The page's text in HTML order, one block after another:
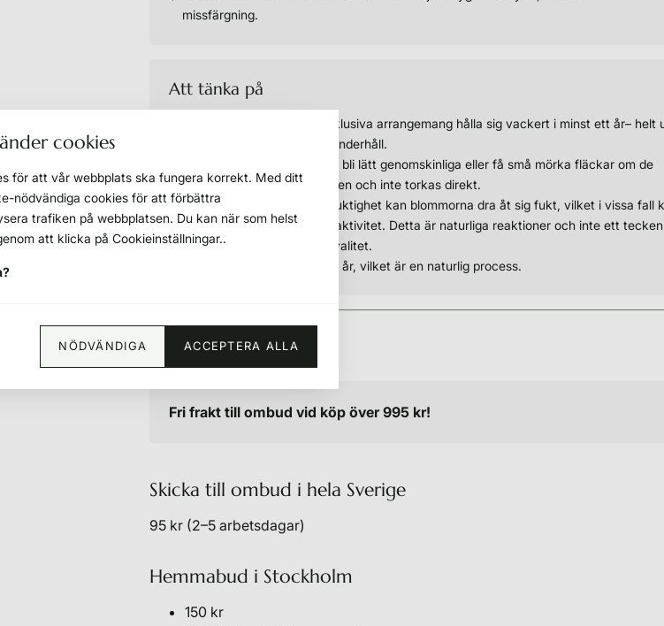
missfärgning.
Att tänka på
Vid rätt skötsel kan ditt exklusiva arrangemang hålla sig vackert i minst ett år– helt
vattning eller regelbundet underhåll.
Konserverade blommor kan bli lätt genomskinliga eller få små mörka fläckar om de
kommer i kontakt med vatten och inte torkas direkt.
I miljöer med jätte hög luftfuktighet kan blommorna dra åt sig fukt, vilket i vissa fall
leda till mögel eller insekts aktivitet. Detta är naturliga reaktioner och inte ett
att produkten är av dålig kvalitet.
Färgen kan blekna efter ett år, vilket är en naturlig process.
Fri frakt till ombud vid köp över 995 kr!
Skicka till ombud i hela Sverige
95 kr (2–5 arbetsdagar)
Hemmabud i Stockholm
150 kr
cookies
för att vår webbplats ska fungera korrekt. Med ditt
nödvändiga cookies för att förbättra
trafiken på webbplatsen. Du kan när som helst
att klicka på Cookieinställningar..
NÖDVÄNDIGA ACCEPTERA ALLA